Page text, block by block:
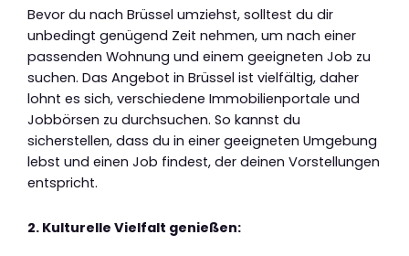
Bevor du nach Brüssel umziehst, solltest du dir
unbedingt genügend Zeit nehmen, um nach einer
passenden Wohnung und einem geeigneten Job zu
suchen. Das Angebot in Brüssel ist vielfältig, daher
lohnt es sich, verschiedene Immobilienportale und
Jobbörsen zu durchsuchen. So kannst du
sicherstellen, dass du in einer geeigneten Umgebung
lebst und einen Job findest, der deinen Vorstellungen
entspricht.
2. Kulturelle Vielfalt genießen: